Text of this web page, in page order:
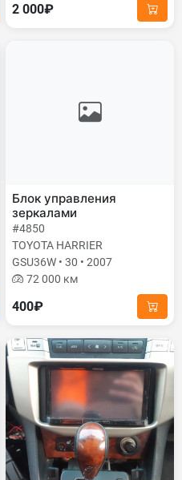
2 000₽
Блок управления
зеркалами
#4850
TOYOTA HARRIER
GSU36W • 30 • 2007
72 000 км
400₽